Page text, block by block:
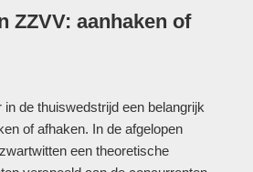
ZZVV: aanhaken of
de thuiswedstrijd een belangrijk
of afhaken. In de afgelopen
een theoretische